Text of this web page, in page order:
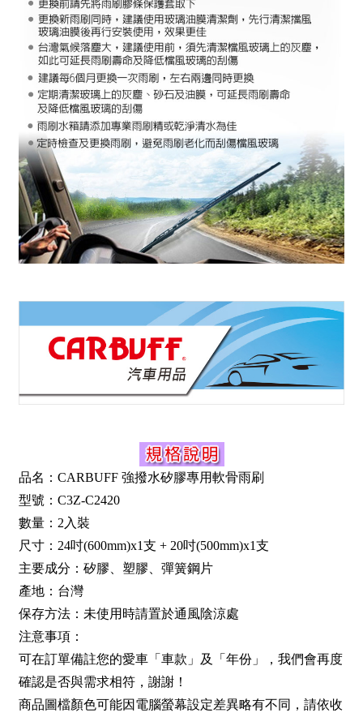
品名：CARBUFF 強撥水矽膠專用軟骨雨刷
型號：C3Z-C2420
數量：2入裝
尺寸：24吋(600mm)x1支 + 20吋(500mm)x1支
主要成分：矽膠、塑膠、彈簧鋼片
產地：台灣
保存方法：未使用時請置於通風陰涼處
注意事項：
可在訂單備註您的愛車「車款」及「年份」，我們會再度
確認是否與需求相符，謝謝！
商品圖檔顏色可能因電腦螢幕設定差異略有不同，請依收